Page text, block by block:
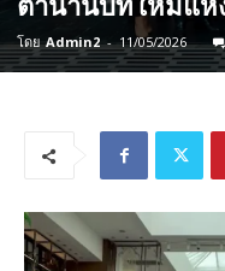
โดย Admin2 - 11/05/2026